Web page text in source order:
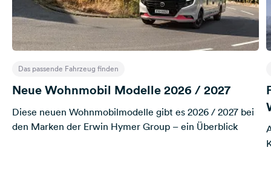
Das passende Fahrzeug finden
Neue Wohnmobil Modelle 2026 / 2027
Diese neuen Wohnmobilmodelle gibt es 2026 / 2027 bei
den Marken der Erwin Hymer Group – ein Überblick